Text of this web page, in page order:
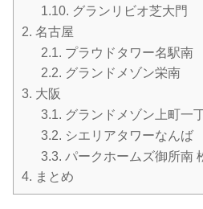
1.10. グランリビオ芝大門
2. 名古屋
2.1. プラウドタワー名駅南
2.2. グランドメゾン栄南
3. 大阪
3.1. グランドメゾン上町一
3.2. シエリアタワーなんば
3.3. パークホームズ御所南
4. まとめ